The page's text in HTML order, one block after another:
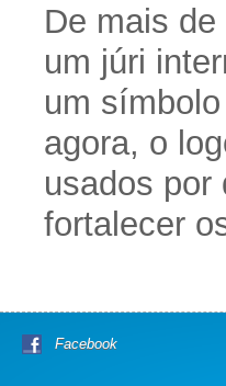
De mais
um júri
um
agora, o
usados por
fortalecer
Facebook